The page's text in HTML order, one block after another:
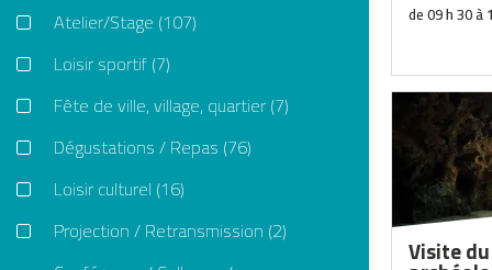
Atelier/Stage (107)
Loisir sportif(7)
Fête de ville, village, quartier(7)
Dégustations / Repas (76)
Loisir culturel (16)
Projection / Retransmission (2)
Balade
travers
Adour et
petite
d'Europe.
Gratuit
Visite